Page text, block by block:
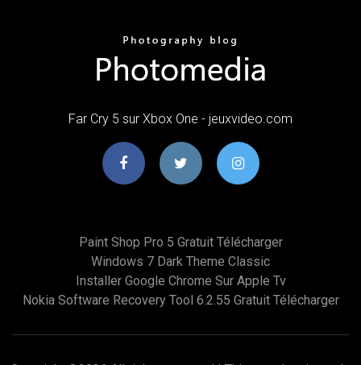
Far Cry 5 sur Xbox One - jeuxvideo.com
Paint Shop Pro 5 Gratuit Télécharger
Windows 7 Dark Theme Classic
Installer Google Chrome Sur Apple Tv
Nokia Software Recovery Tool 6.2.55 Gratuit Télécharger